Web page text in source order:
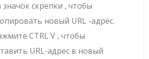
значок скрепки , чтобы
новый URL -адрес.
CTRL V , чтобы
URL-адрес в новый